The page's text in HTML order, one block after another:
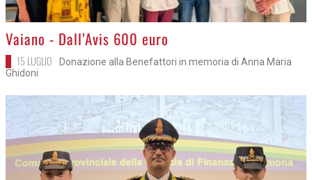
>
Vaiano - Dall’Avis 600 euro
15 LUGLIO
Donazione alla Benefattori in memoria di Anna Maria
Ghidoni